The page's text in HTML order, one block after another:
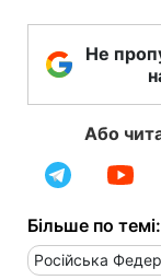
Не
Або
Більше по темі:
Російська